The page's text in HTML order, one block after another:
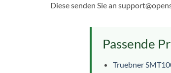
Diese senden Sie an
Passende
Truebner